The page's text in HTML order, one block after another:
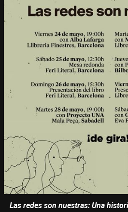
Las redes son nuestras: Una